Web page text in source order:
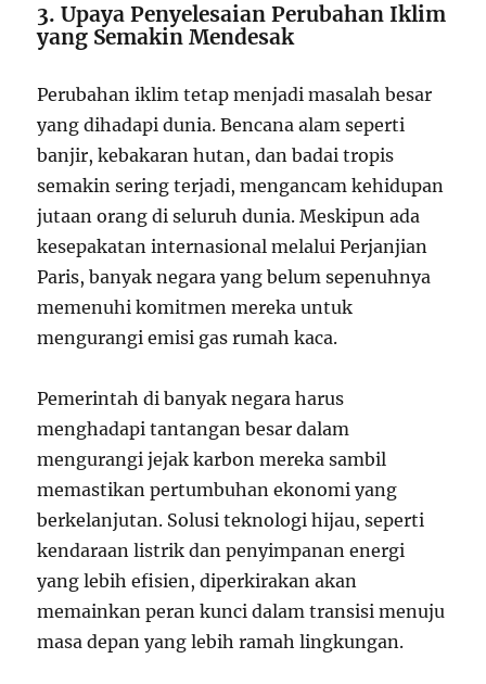
3. Upaya Penyelesaian Perubahan Iklim
yang Semakin Mendesak
Perubahan iklim tetap menjadi masalah besar
yang dihadapi dunia. Bencana alam seperti
banjir, kebakaran hutan, dan badai tropis
semakin sering terjadi, mengancam kehidupan
jutaan orang di seluruh dunia. Meskipun ada
kesepakatan internasional melalui Perjanjian
Paris, banyak negara yang belum sepenuhnya
memenuhi komitmen mereka untuk
mengurangi emisi gas rumah kaca.
Pemerintah di banyak negara harus
menghadapi tantangan besar dalam
mengurangi jejak karbon mereka sambil
memastikan pertumbuhan ekonomi yang
berkelanjutan. Solusi teknologi hijau, seperti
kendaraan listrik dan penyimpanan energi
yang lebih efisien, diperkirakan akan
memainkan peran kunci dalam transisi menuju
masa depan yang lebih ramah lingkungan.